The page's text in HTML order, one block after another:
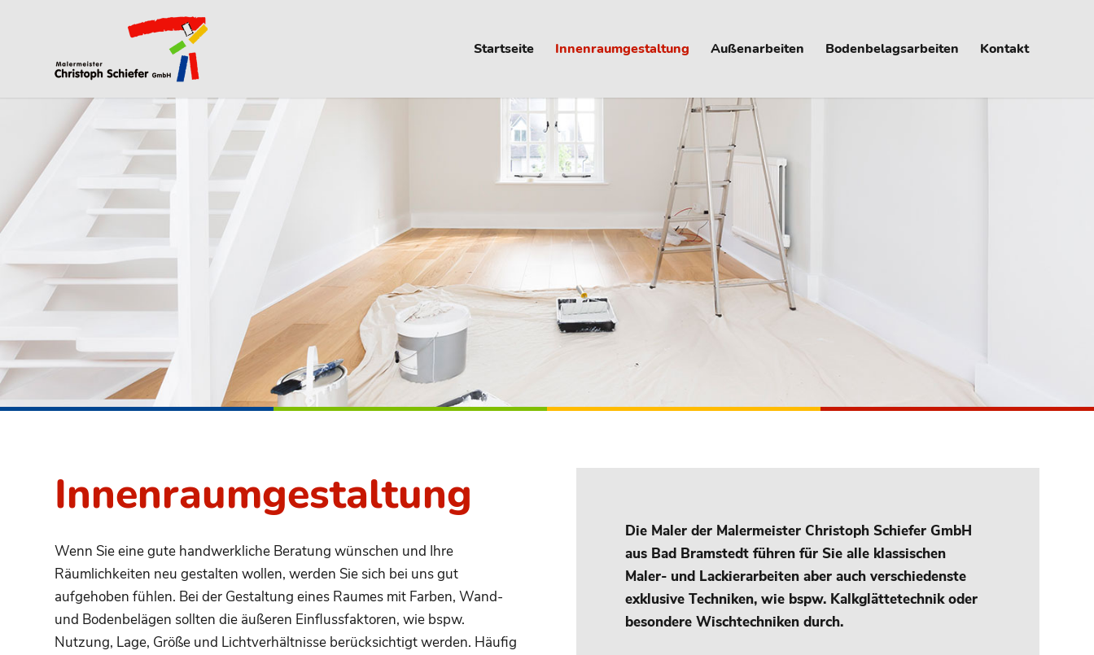
Startseite Innenraumgestaltung Außenarbeiten Bodenbelagsarbeiten Kontakt
Innenraum­gestaltung
Wenn Sie eine gute handwerkliche Beratung wünschen und Ihre
Räumlichkeiten neu gestalten wollen, werden Sie sich bei uns gut
aufgehoben fühlen. Bei der Gestaltung eines Raumes mit Farben, Wand-
und Bodenbelägen sollten die äußeren Einflussfaktoren, wie bspw.
Nutzung, Lage, Größe und Lichtverhältnisse berücksichtigt werden. Häufig
Die Maler der Malermeister Christoph Schiefer GmbH
aus Bad Bramstedt führen für Sie alle klassischen
Maler- und Lackierarbeiten aber auch verschiedenste
exklusive Techniken, wie bspw. Kalkglättetechnik oder
besondere Wischtechniken durch.